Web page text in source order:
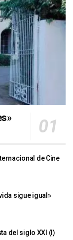
de Cine
sigue igual»
del siglo XXI (I)